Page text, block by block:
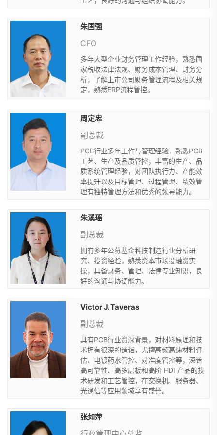
朱国强
CFO
多年大型企业财务管理工作经验，熟悉国
家税收法律法规、财务成本管理、财务分
析，了解上市公司财务管理流程及相关规
定，熟悉ERP流程管控。
周定忠
副总裁
PCB行业多年工作与管理经验，熟悉PCB
工艺、生产及品质管控，丰富的生产、品
质系统管理经验，对团队执行力、产能效
率提升以及目标管理、过程管理、绩效管
理有独特管理方法和优秀的领导能力。
朱溪瑶
副总裁
拥有多年公募基金科技制造行业分析研
究、投资经验，熟悉资本市场投融资实
操，具备财务、管理、法律专业知识，良
好的沟通与协调能力。
Victor J. Taveras
副总裁
具有PCB行业资深背景，对材料原理和技
术拥有很深的造诣，尤擅高频高速材料评
估、电镀药水管控、对准度管控等，深谙
高可靠性、高多层板和高阶 HDI 产品的技
术研发和工艺管控，在交换机、服务器、
光通信等应用领域享有盛誉。
张如萍